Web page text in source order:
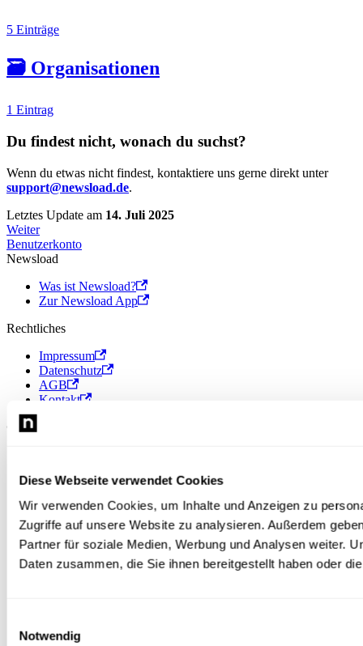
Diese Webseite verwendet Cookies
Wir verwenden Cookies, um Inhalte und Anzeigen zu
Zugriffe auf unsere Website zu analysieren. Außerdem
Partner für soziale Medien, Werbung und Analysen weiter.
Daten zusammen, die Sie ihnen bereitgestellt haben oder
Notwendig
5 Einträge
🗃️ Organisationen
1 Eintrag
Du findest nicht, wonach du suchst?
Wenn du etwas nicht findest, kontaktiere uns gerne direkt unter
support@newsload.de.
Letztes Update am 14. Juli 2025
Weiter
Benutzerkonto
Newsload
Was ist Newsload?
Zur Newsload App
Rechtliches
Impressum
Datenschutz
AGB
Kontakt
© 2026 Newsload, Newsload ist ein Produkt der Contiago GmbH.